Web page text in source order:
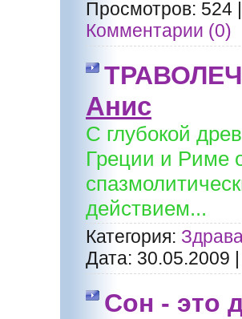
Просмотров: 524
Комментарии (0)
Анис
С глубокой
Греции и Риме
действием...
Категория:
Дата: 30.05.2009
Сон - это